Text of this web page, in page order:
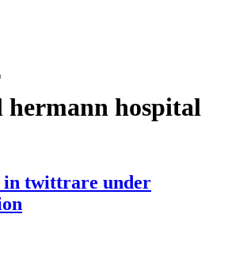
hermann hospital
twittrare under